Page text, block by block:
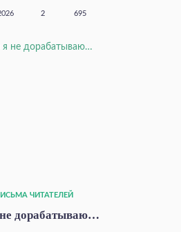
2 695
ЧИТАТЕЛЕЙ
не дорабатываю…